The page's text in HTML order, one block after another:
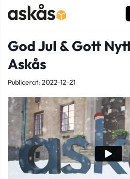
God Jul & Gott
Askås
Publicerat: 2022-12-21